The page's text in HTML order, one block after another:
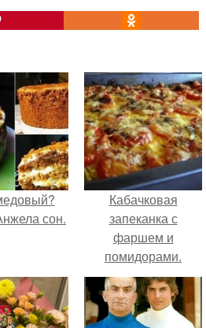
сон.
Кабачковая
запеканка с
фаршем и
помидорами.